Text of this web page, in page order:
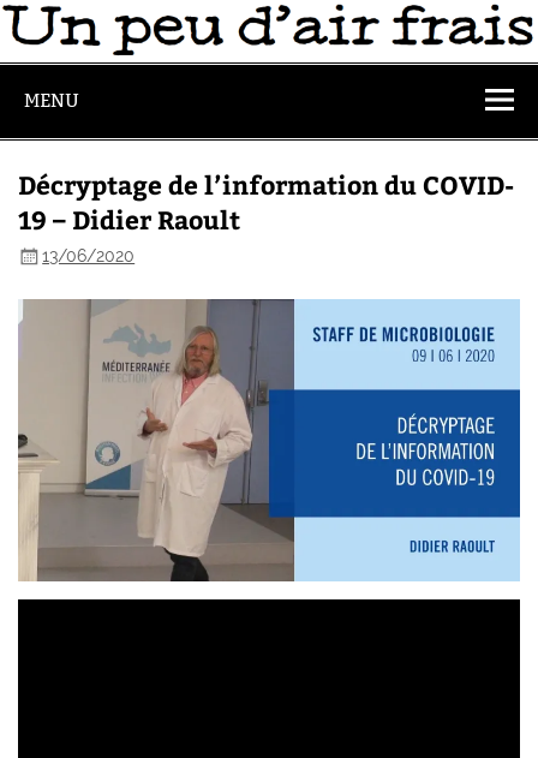
MENU
Décryptage de l’information du COVID-
19 – Didier Raoult
13/06/2020